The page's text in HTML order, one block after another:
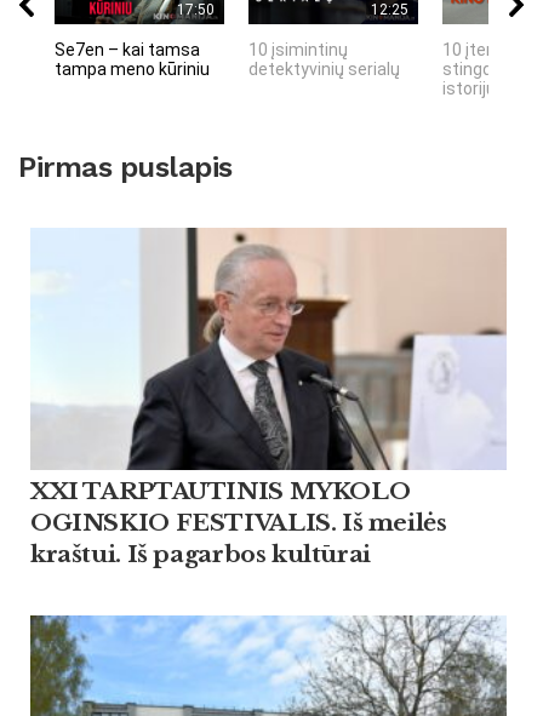
17:50
Se7en – kai tamsa
tampa meno kūriniu
12:25
10 įsimintinų
detektyvinių serialų
10 įtemptų,
stingdančių
istorijų
Pirmas puslapis
XXI TARPTAUTINIS MYKOLO
OGINSKIO FESTIVALIS. Iš meilės
kraštui. Iš pagarbos kultūrai